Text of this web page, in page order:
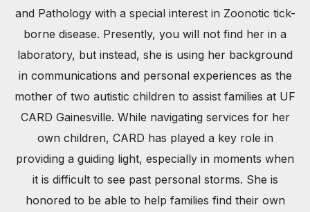
and Pathology with a special interest in Zoonotic tick-
borne disease. Presently, you will not find her in a
laboratory, but instead, she is using her background
in communications and personal experiences as the
mother of two autistic children to assist families at UF
CARD Gainesville. While navigating services for her
own children, CARD has played a key role in
providing a guiding light, especially in moments when
it is difficult to see past personal storms. She is
honored to be able to help families find their own